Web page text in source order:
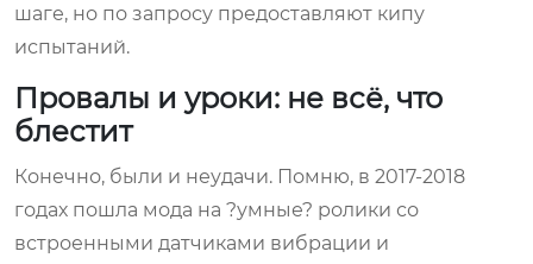
шаге, но по запросу предоставляют кипу
испытаний.
Провалы и уроки: не всё, что
блестит
Конечно, были и неудачи. Помню, в 2017-2018
годах пошла мода на ?умные? ролики со
встроенными датчиками вибрации и